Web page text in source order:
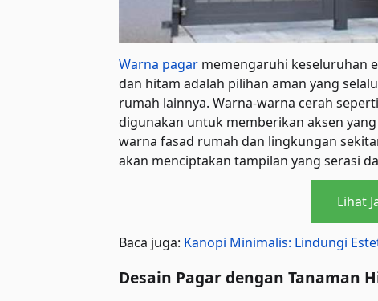
Warna pagar memengaruhi keseluruhan
dan hitam adalah pilihan aman yang
rumah lainnya. Warna-warna cerah
digunakan untuk memberikan aksen
warna fasad rumah dan lingkungan
akan menciptakan tampilan yang serasi
Lihat
Baca juga: Kanopi Minimalis: Lindungi
Desain Pagar dengan Tanaman